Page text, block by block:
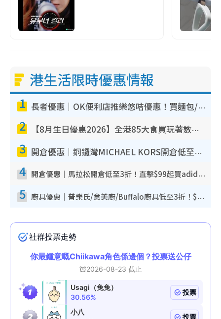
港生活限時優惠情報
1 長者優惠｜OK便利店推樂悠咭優惠！買麵包/牛奶/保健品拍卡即減
2 【8月生日優惠2026】全港85大食買玩著數攻略 自助餐/火鍋放題同行免費＋誠品/DONKI送現金券
3 開倉優惠｜銅鑼灣MICHAEL KORS開倉低至17折！直擊$500起買手袋/銀包/鞋款 必買經典Jet Set系列
4 開倉優惠｜馬拉松開倉低至3折！直擊$99起買adidas／New Balance／Puma鞋款 STANLEY保溫杯劈價至$119起
5 廚具優惠｜普樂氏/意美廚/Buffalo廚具低至3折！$89起買煎鍋／炒鑊／個人鍋 同場小家電激減至$99起